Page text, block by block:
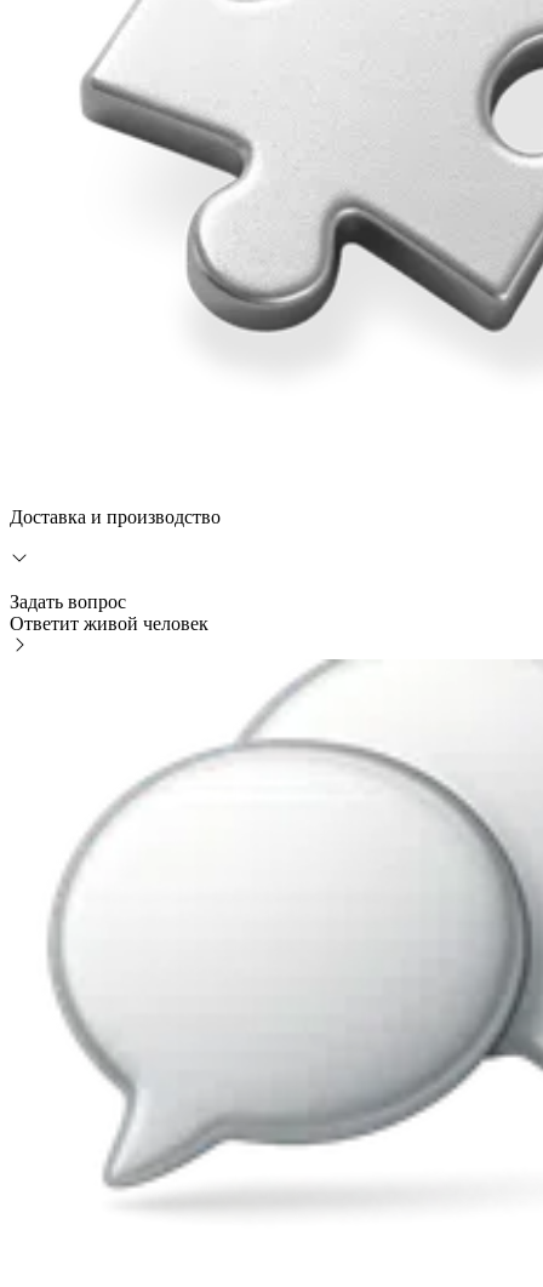
Доставка и производство
Задать вопрос
Ответит живой человек